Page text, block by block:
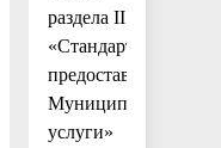
раздела II
«Стандарт
предоставления
Муниципальной
услуги»